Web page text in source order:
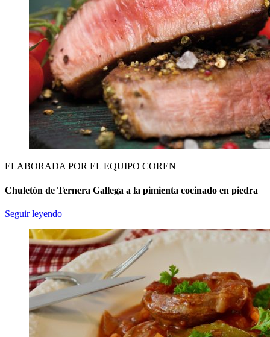
ELABORADA POR EL EQUIPO COREN
Chuletón de Ternera Gallega a la pimienta cocinado en piedra
Seguir leyendo